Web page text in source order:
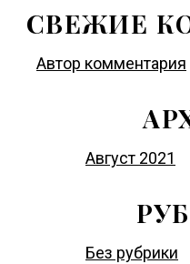
СВЕЖИЕ
Автор комментария
Август 2021
Без рубрики